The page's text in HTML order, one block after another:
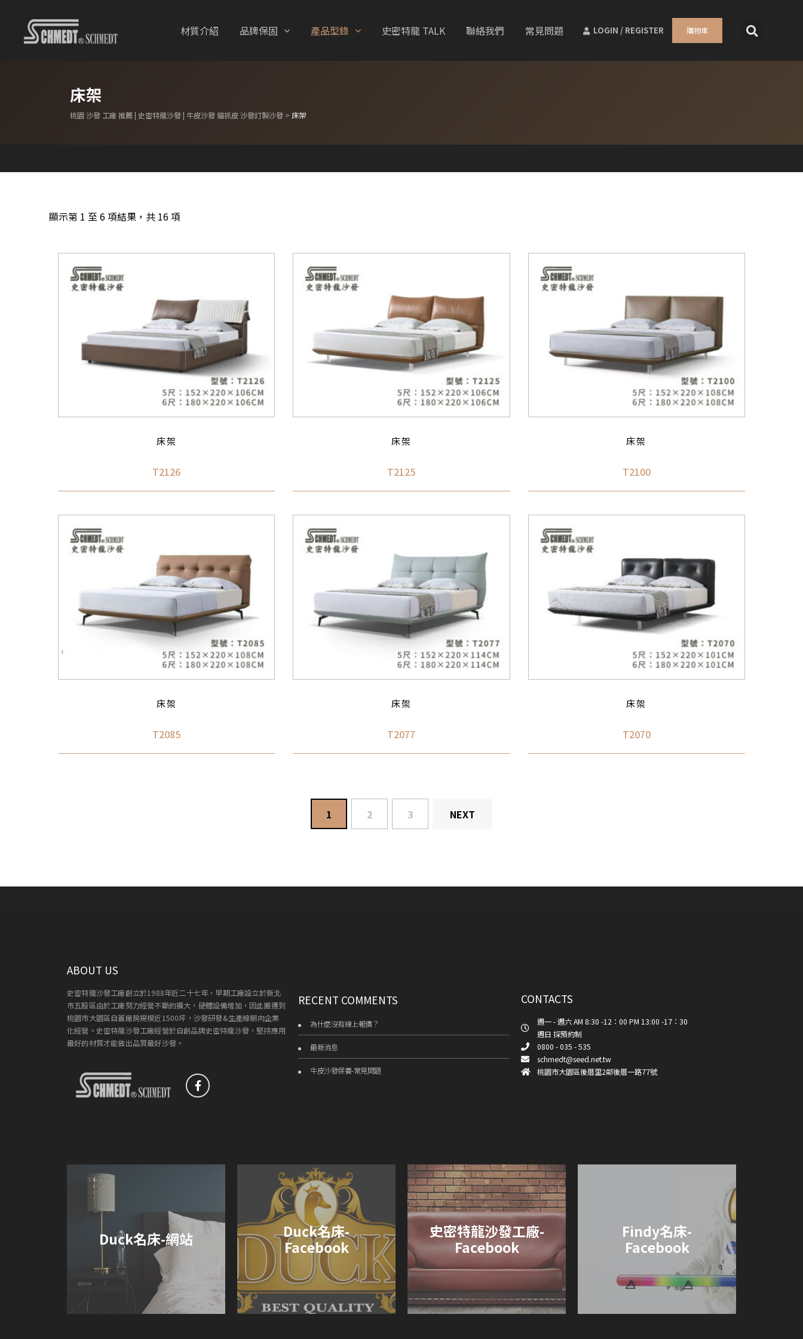
材質介紹 品牌保固 產品型錄 史密特龍 TALK 聯絡我們 常見問題 LOGIN / REGISTER 購物車
桃園 沙發 工廠 推薦 | 史密特龍沙發 | 牛皮沙發 貓抓皮 沙發訂製沙發 > 床架
床架
顯示第 1 至 6 項結果，共 16 項
床架
T2126
床架
T2125
床架
T2100
床架
T2085
床架
T2077
床架
T2070
1 2 3 NEXT
ABOUT US
史密特龍沙發工廠創立於1988年近二十七年，早期工廠設立於新北
市五股區由於工廠努力經營不斷的擴大，硬體設備增加，因此搬遷到
桃園市大園區自蓋廠房規模近1500坪，沙發研發&生產線朝向企業
化經營。史密特龍沙發工廠經營於自創品牌史密特龍沙發，堅持應用
最好的材質才能做出品質最好沙發。
RECENT COMMENTS
為什麼沒有線上報價？
最新消息
牛皮沙發保養-常見問題
CONTACTS
週一 - 週六 AM 8:30 -12：00 PM 13:00 -17：30
週日 採預約制
0800 - 035 - 535
schmedt@seed.net.tw
桃園市大園區後厝里2鄰後厝一路77號
Duck名床-網站 Duck名床-
Facebook
史密特龍沙發工廠-
Facebook
Findy名床-
Facebook